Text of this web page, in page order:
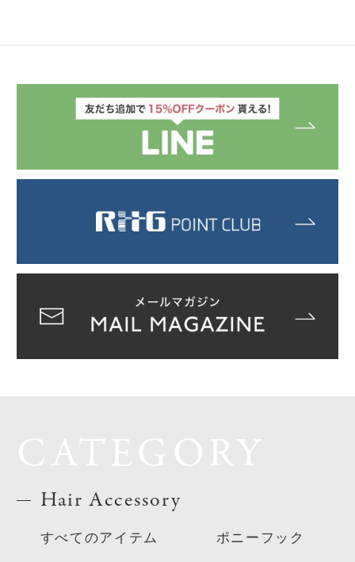
Hair Accessory
すべてのアイテム ポニーフック